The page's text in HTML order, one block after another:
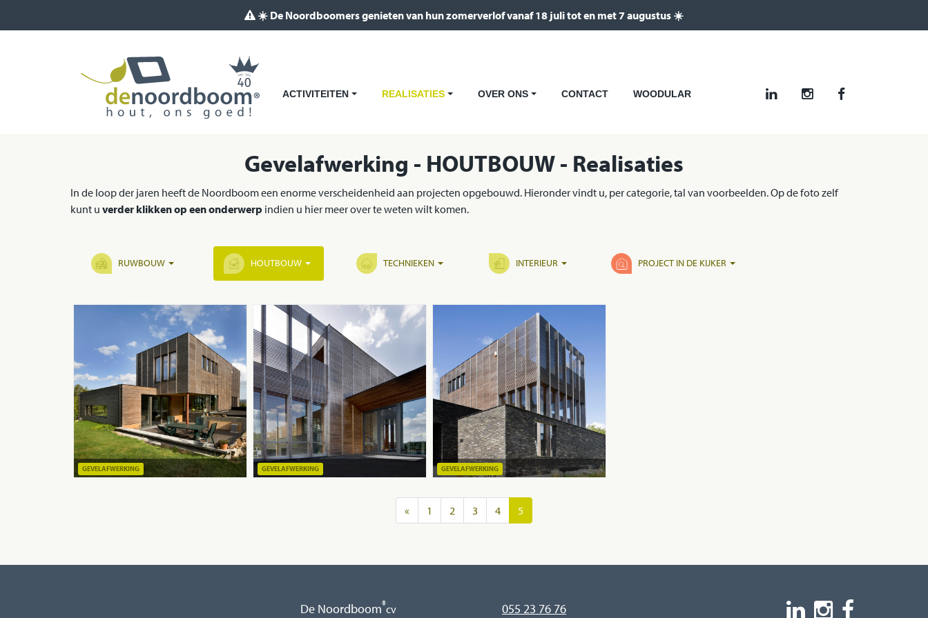
☀️ De Noordboomers genieten van hun zomerverlof vanaf 18 juli tot en met 7 augustus ☀️
ACTIVITEITEN
REALISATIES
OVER ONS CONTACT WOODULAR
Gevelafwerking - HOUTBOUW - Realisaties
In de loop der jaren heeft de Noordboom een enorme verscheidenheid aan projecten opgebouwd. Hieronder vindt u, per categorie, tal van voorbeelden. Op de foto zelf
kunt u verder klikken op een onderwerp indien u hier meer over te weten wilt komen.
RUWBOUW HOUTBOUW TECHNIEKEN INTERIEUR PROJECT IN DE KIJKER
GEVELAFWERKING GEVELAFWERKING GEVELAFWERKING
« 1 2 3 4 5
De Noordboom®cv 055 23 76 76